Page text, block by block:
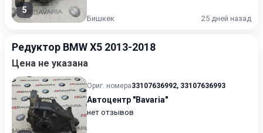
5
Бишкек 25 дней назад
Редуктор BMW X5 2013-2018
Цена не указана
Ориг. номера33107636992, 33107636993
Автоцентр "Bavaria"
нет отзывов